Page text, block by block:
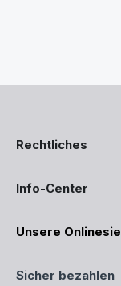
Rechtliches
Info-Center
Unsere
Sicher bezahlen